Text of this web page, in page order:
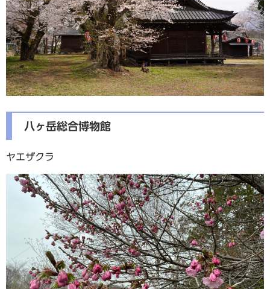
八ヶ岳総合博物館
ヤエザクラ